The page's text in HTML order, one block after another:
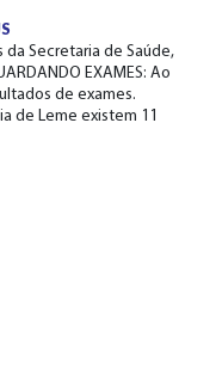
Secretaria de Saúde,
EXAMES: Ao
de exames.
de Leme existem 11